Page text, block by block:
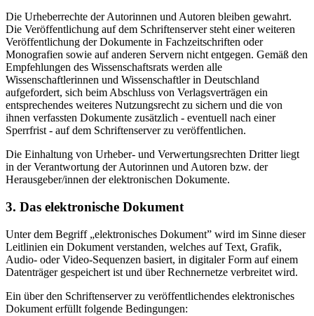
Die Urheberrechte der Autorinnen und Autoren bleiben gewahrt.
Die Veröffentlichung auf dem Schriftenserver steht einer weiteren
Veröffentlichung der Dokumente in Fachzeitschriften oder
Monografien sowie auf anderen Servern nicht entgegen. Gemäß den
Empfehlungen des Wissenschaftsrats werden alle
Wissenschaftlerinnen und Wissenschaftler in Deutschland
aufgefordert, sich beim Abschluss von Verlagsverträgen ein
entsprechendes weiteres Nutzungsrecht zu sichern und die von
ihnen verfassten Dokumente zusätzlich - eventuell nach einer
Sperrfrist - auf dem Schriftenserver zu veröffentlichen.
Die Einhaltung von Urheber- und Verwertungsrechten Dritter liegt
in der Verantwortung der Autorinnen und Autoren bzw. der
Herausgeber/innen der elektronischen Dokumente.
3. Das elektronische Dokument
Unter dem Begriff „elektronisches Dokument” wird im Sinne dieser
Leitlinien ein Dokument verstanden, welches auf Text, Grafik,
Audio- oder Video-Sequenzen basiert, in digitaler Form auf einem
Datenträger gespeichert ist und über Rechnernetze verbreitet wird.
Ein über den Schriftenserver zu veröffentlichendes elektronisches
Dokument erfüllt folgende Bedingungen: